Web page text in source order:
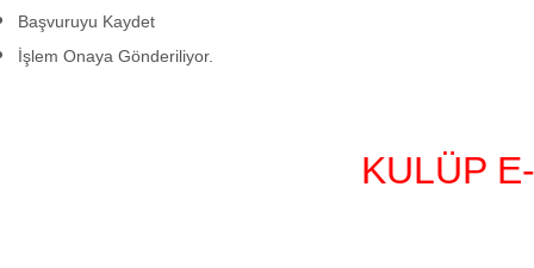
Başvuruyu Kaydet
İşlem Onaya Gönderiliyor.
				KULÜP